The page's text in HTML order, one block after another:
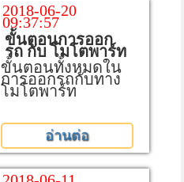
2018-06-20
09:37:57
ขั้นตอนการออก
รถ กับ โมโตพาร์ท
ขั้นตอนทั้งหมดใน
การออกรถกับทาง
โมโตพาร์ท
อ่านต่อ